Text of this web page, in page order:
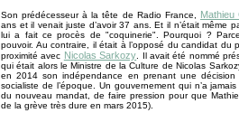
Son prédécesseur à la tête de Radio France, Mathieu
ans et il venait juste d’avoir 37 ans. Et il n’était même
lui a fait ce procès de "coquinerie". Pourquoi ?
pouvoir. Au contraire, il était à l’opposé du candidat du
proximité avec Nicolas Sarkozy . Il avait été nommé
qui était alors le Ministre de la Culture de Nicolas
en 2014 son indépendance en prenant une
socialiste de l’époque. Un gouvernement qui n’a
du nouveau mandat, de faire pression pour que
de la grève très dure en mars 2015).